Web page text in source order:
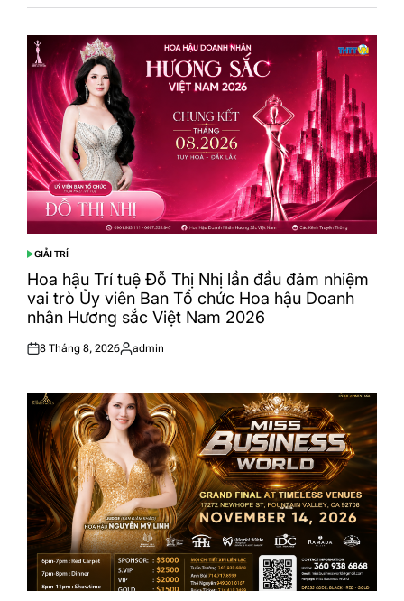
POSTED
IN
GIẢI TRÍ
Hoa hậu Trí tuệ Đỗ Thị Nhị lần đầu đảm nhiệm
vai trò Ủy viên Ban Tổ chức Hoa hậu Doanh
nhân Hương sắc Việt Nam 2026
Posted
8 Tháng 8, 2026
Posted
admin